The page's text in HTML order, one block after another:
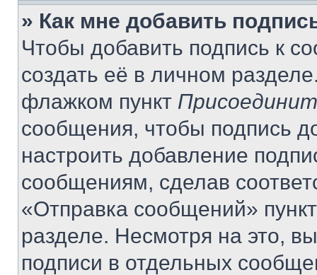
» Как мне добавить
Чтобы добавить подпись к
создать её в личном
флажком пункт
сообщения, чтобы подпись
настроить добавление
сообщениям, сделав
«Отправка сообщений»
разделе. Несмотря на это,
подписи в отдельных